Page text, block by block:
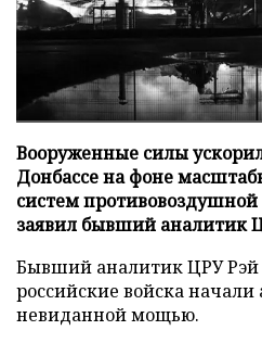
Вооруженные силы
Донбассе на фоне
систем
заявил бывший аналитик
Бывший аналитик ЦРУ Рэй
российские войска начали
невиданной мощью.